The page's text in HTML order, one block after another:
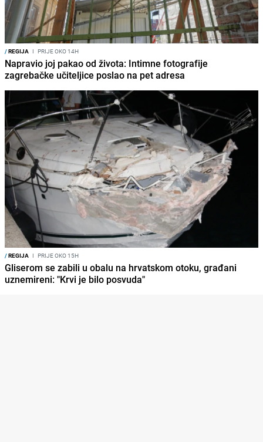
/REGIJA I PRIJE OKO 14H
Napravio joj pakao od života: Intimne fotografije
zagrebačke učiteljice poslao na pet adresa
/REGIJA I PRIJE OKO 15H
Gliserom se zabili u obalu na hrvatskom otoku, građani
uznemireni: "Krvi je bilo posvuda"